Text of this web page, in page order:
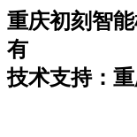
重庆初刻智
有
技术支持：